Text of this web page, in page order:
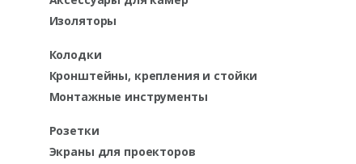
Изоляторы
Колодки
Кронштейны, крепления и стойки
Монтажные инструменты
Розетки
Экраны для проекторов